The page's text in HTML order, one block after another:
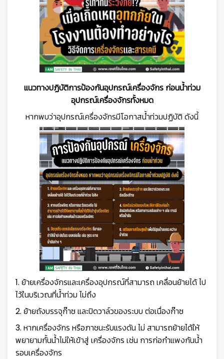
แนวทางปฏิบัติการป้องกันอุปกรณ์เครื่องจักร ก่อนน้ำท่วม
อุปกรณ์เครื่องจักรทั้งหมด
หากพบว่าอุปกรณ์เครื่องจักรมีโอกาสน้ำท่วมปฏิบัติ ดังนี้
1. ย้ายเครื่องจักรและเครื่องอุปกรณ์ที่สามารถ เคลื่อนย้ายได้ ไป
ไว้ในบริเวณที่น้ำท่วม ไม่ถึง
2. ย้ายถังบรรจุก๊าซ และปิดวาล์วของระบบ ต่อเนื่องก๊าซ
3. หากเครื่องจักร หรือภาชนะรับแรงดัน ไม่ สามารถย้ายได้ให้
พยายามกั้นน้ำไม่ให้เข้าสู่ เครื่องจักร เช่น การก่อกำแพงกันน้ำ
รอบเครื่องจักร